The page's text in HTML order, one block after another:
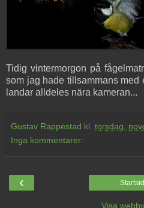
Tidig vintermorgon på
som jag hade tillsammans med
landar alldeles nära kameran...
Gustav Rappestad kl. torsdag,
Inga kommentarer:
‹
Visa